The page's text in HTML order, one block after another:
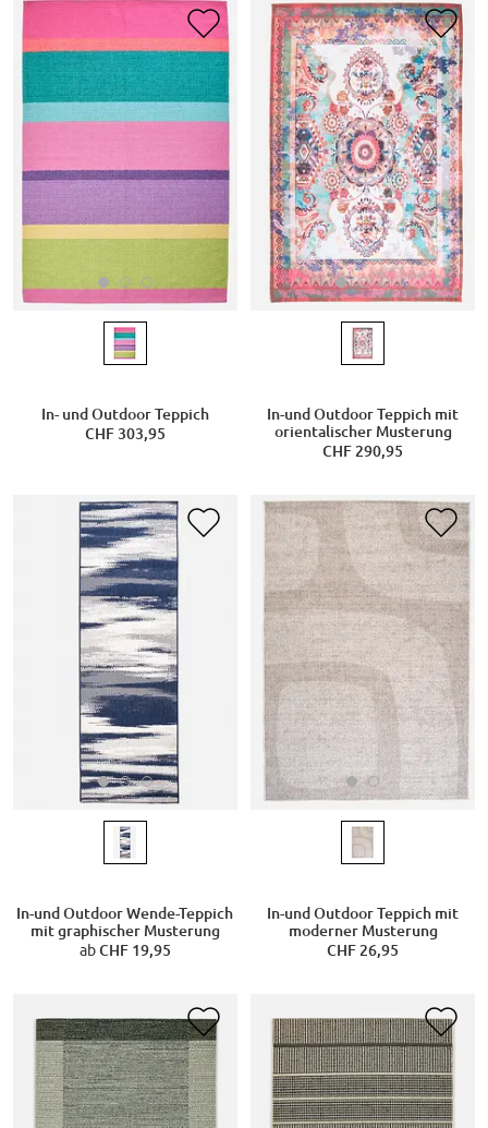
In- und Outdoor Teppich
CHF 303,95
In-und Outdoor Teppich mit
orientalischer Musterung
CHF 290,95
In-und Outdoor Wende-Teppich
mit graphischer Musterung
abCHF 19,95
In-und Outdoor Teppich mit
moderner Musterung
CHF 26,95